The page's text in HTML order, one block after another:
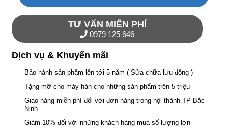
TƯ VẤN MIỄN PHÍ
0979 125 646
Dịch vụ & Khuyến mãi
Bảo hành sản phẩm lên tới 5 năm ( Sửa chữa lưu động )
Tặng mỡ cho máy hàn cho những sản phẩm trên 5 triệu
Giao hàng miễn phí đối với đơn hàng trong nội thành TP Bắc
Ninh
Giảm 10% đối với những khách hàng mua số lượng lớn